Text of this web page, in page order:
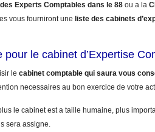
Experts Comptables dans le 88 ou a la
vous fourniront une liste des cabinets
pour le cabinet d’Expertise
le cabinet comptable qui saura vous
necessaires au bon exercice de votre
le cabinet est a taille humaine, plus
sera assigne.